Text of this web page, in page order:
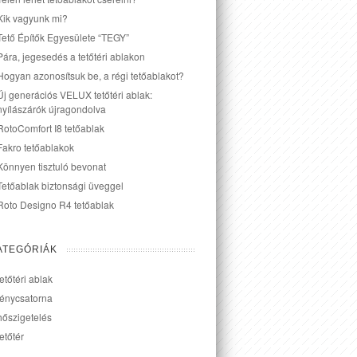
vagyunk mi?
Építők Egyesülete “TEGY”
jegesedés a tetőtéri ablakon
azonosítsuk be, a régi tetőablakot?
generációs VELUX tetőtéri ablak:
újragondolva
I8 tetőablak
tetőablakok
tisztuló bevonat
biztonsági üveggel
Designo R4 tetőablak
ablak